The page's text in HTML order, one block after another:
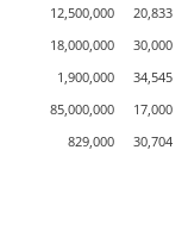
20,833
12,500,000
30,000
18,000,000
34,545
1,900,000
17,000
85,000,000
30,704
829,000